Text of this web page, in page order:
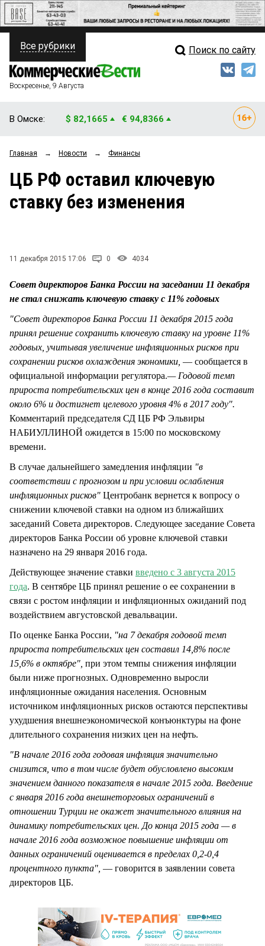
ПОЛИТИКА
ФИНАНСЫ
ОБЩЕСТВО
ЗАКОН
НОВОСТИ КОМПАНИЙ
СТИЛЬ ЖИЗНИ
Свежий выпуск
Рейтинги
Блоги
Все рубрики Поиск по сайту
Воскресенье, 9 Августа
В Омске: $ 82,1665 € 94,8366
Главная → Новости → Финансы
ЦБ РФ оставил ключевую
ставку без изменения
11 декабря 2015 17:06 0 4034
Совет директоров Банка России на заседании 11 декабря
не стал снижать ключевую ставку с 11% годовых
"Совет директоров Банка России 11 декабря 2015 года
принял решение сохранить ключевую ставку на уровне 11%
годовых, учитывая увеличение инфляционных рисков при
сохранении рисков охлаждения экономики, — сообщается в
официальной информации регулятора.— Годовой темп
прироста потребительских цен в конце 2016 года составит
около 6% и достигнет целевого уровня 4% в 2017 году".
Комментарий председателя СД ЦБ РФ Эльвиры
НАБИУЛЛИНОЙ ожидется в 15:00 по московскому
времени.
В случае дальнейшего замедления инфляции "в
соответствии с прогнозом и при условии ослабления
инфляционных рисков" Центробанк вернется к вопросу о
снижении ключевой ставки на одном из ближайших
заседаний Совета директоров. Следующее заседание Совета
директоров Банка России об уровне ключевой ставки
назначено на 29 января 2016 года.
Действующее значение ставки введено с 3 августа 2015
года. В сентябре ЦБ принял решение о ее сохранении в
связи с ростом инфляции и инфляционных ожиданий под
воздействием августовской девальвации.
По оценке Банка России, "на 7 декабря годовой темп
прироста потребительских цен составил 14,8% после
15,6% в октябре", при этом темпы снижения инфляции
были ниже прогнозных. Одновременно выросли
инфляционные ожидания населения. Основным
источником инфляционных рисков остаются перспективы
ухудшения внешнеэкономической конъюнктуры на фоне
длительного сохранения низких цен на нефть.
"В начале 2016 года годовая инфляция значительно
снизится, что в том числе будет обусловлено высоким
значением данного показателя в начале 2015 года. Введение
с января 2016 года внешнеторговых ограничений в
отношении Турции не окажет значительного влияния на
динамику потребительских цен. До конца 2015 года — в
начале 2016 года возможное повышение инфляции от
данных ограничений оценивается в пределах 0,2-0,4
процентного пункта", — говорится в заявлении совета
директоров ЦБ.